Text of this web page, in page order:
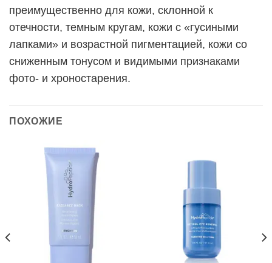
преимущественно для кожи, склонной к
отечности, темным кругам, кожи с «гусиными
лапками» и возрастной пигментацией, кожи со
сниженным тонусом и видимыми признаками
фото- и хроностарения.
ПОХОЖИЕ